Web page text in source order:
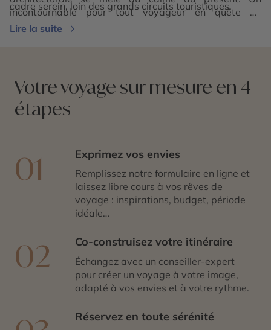
cadre serein, loin des grands circuits touristiques.
incontournable pour tout voyageur en quête de
patrimoine, d’authenticité et de grandeur
Lire la suite
Votre voyage sur mesure en 4
étapes
01 Exprimez vos envies
Remplissez notre formulaire en ligne et
laissez libre cours à vos rêves de
voyage : inspirations, budget, période
idéale…
02 Co-construisez votre itinéraire
Échangez avec un conseiller-expert
pour créer un voyage à votre image,
adapté à vos envies et à votre rythme.
Réservez en toute sérénité